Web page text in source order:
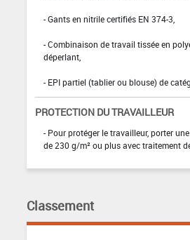
- Gants en nitrile certifiés EN 374-3,
- Combinaison de travail tissée en
déperlant,
- EPI partiel (tablier ou blouse) de
PROTECTION DU TRAVAILLEUR
- Pour protéger le travailleur, porter
de 230 g/m² ou plus avec traitement
Classement